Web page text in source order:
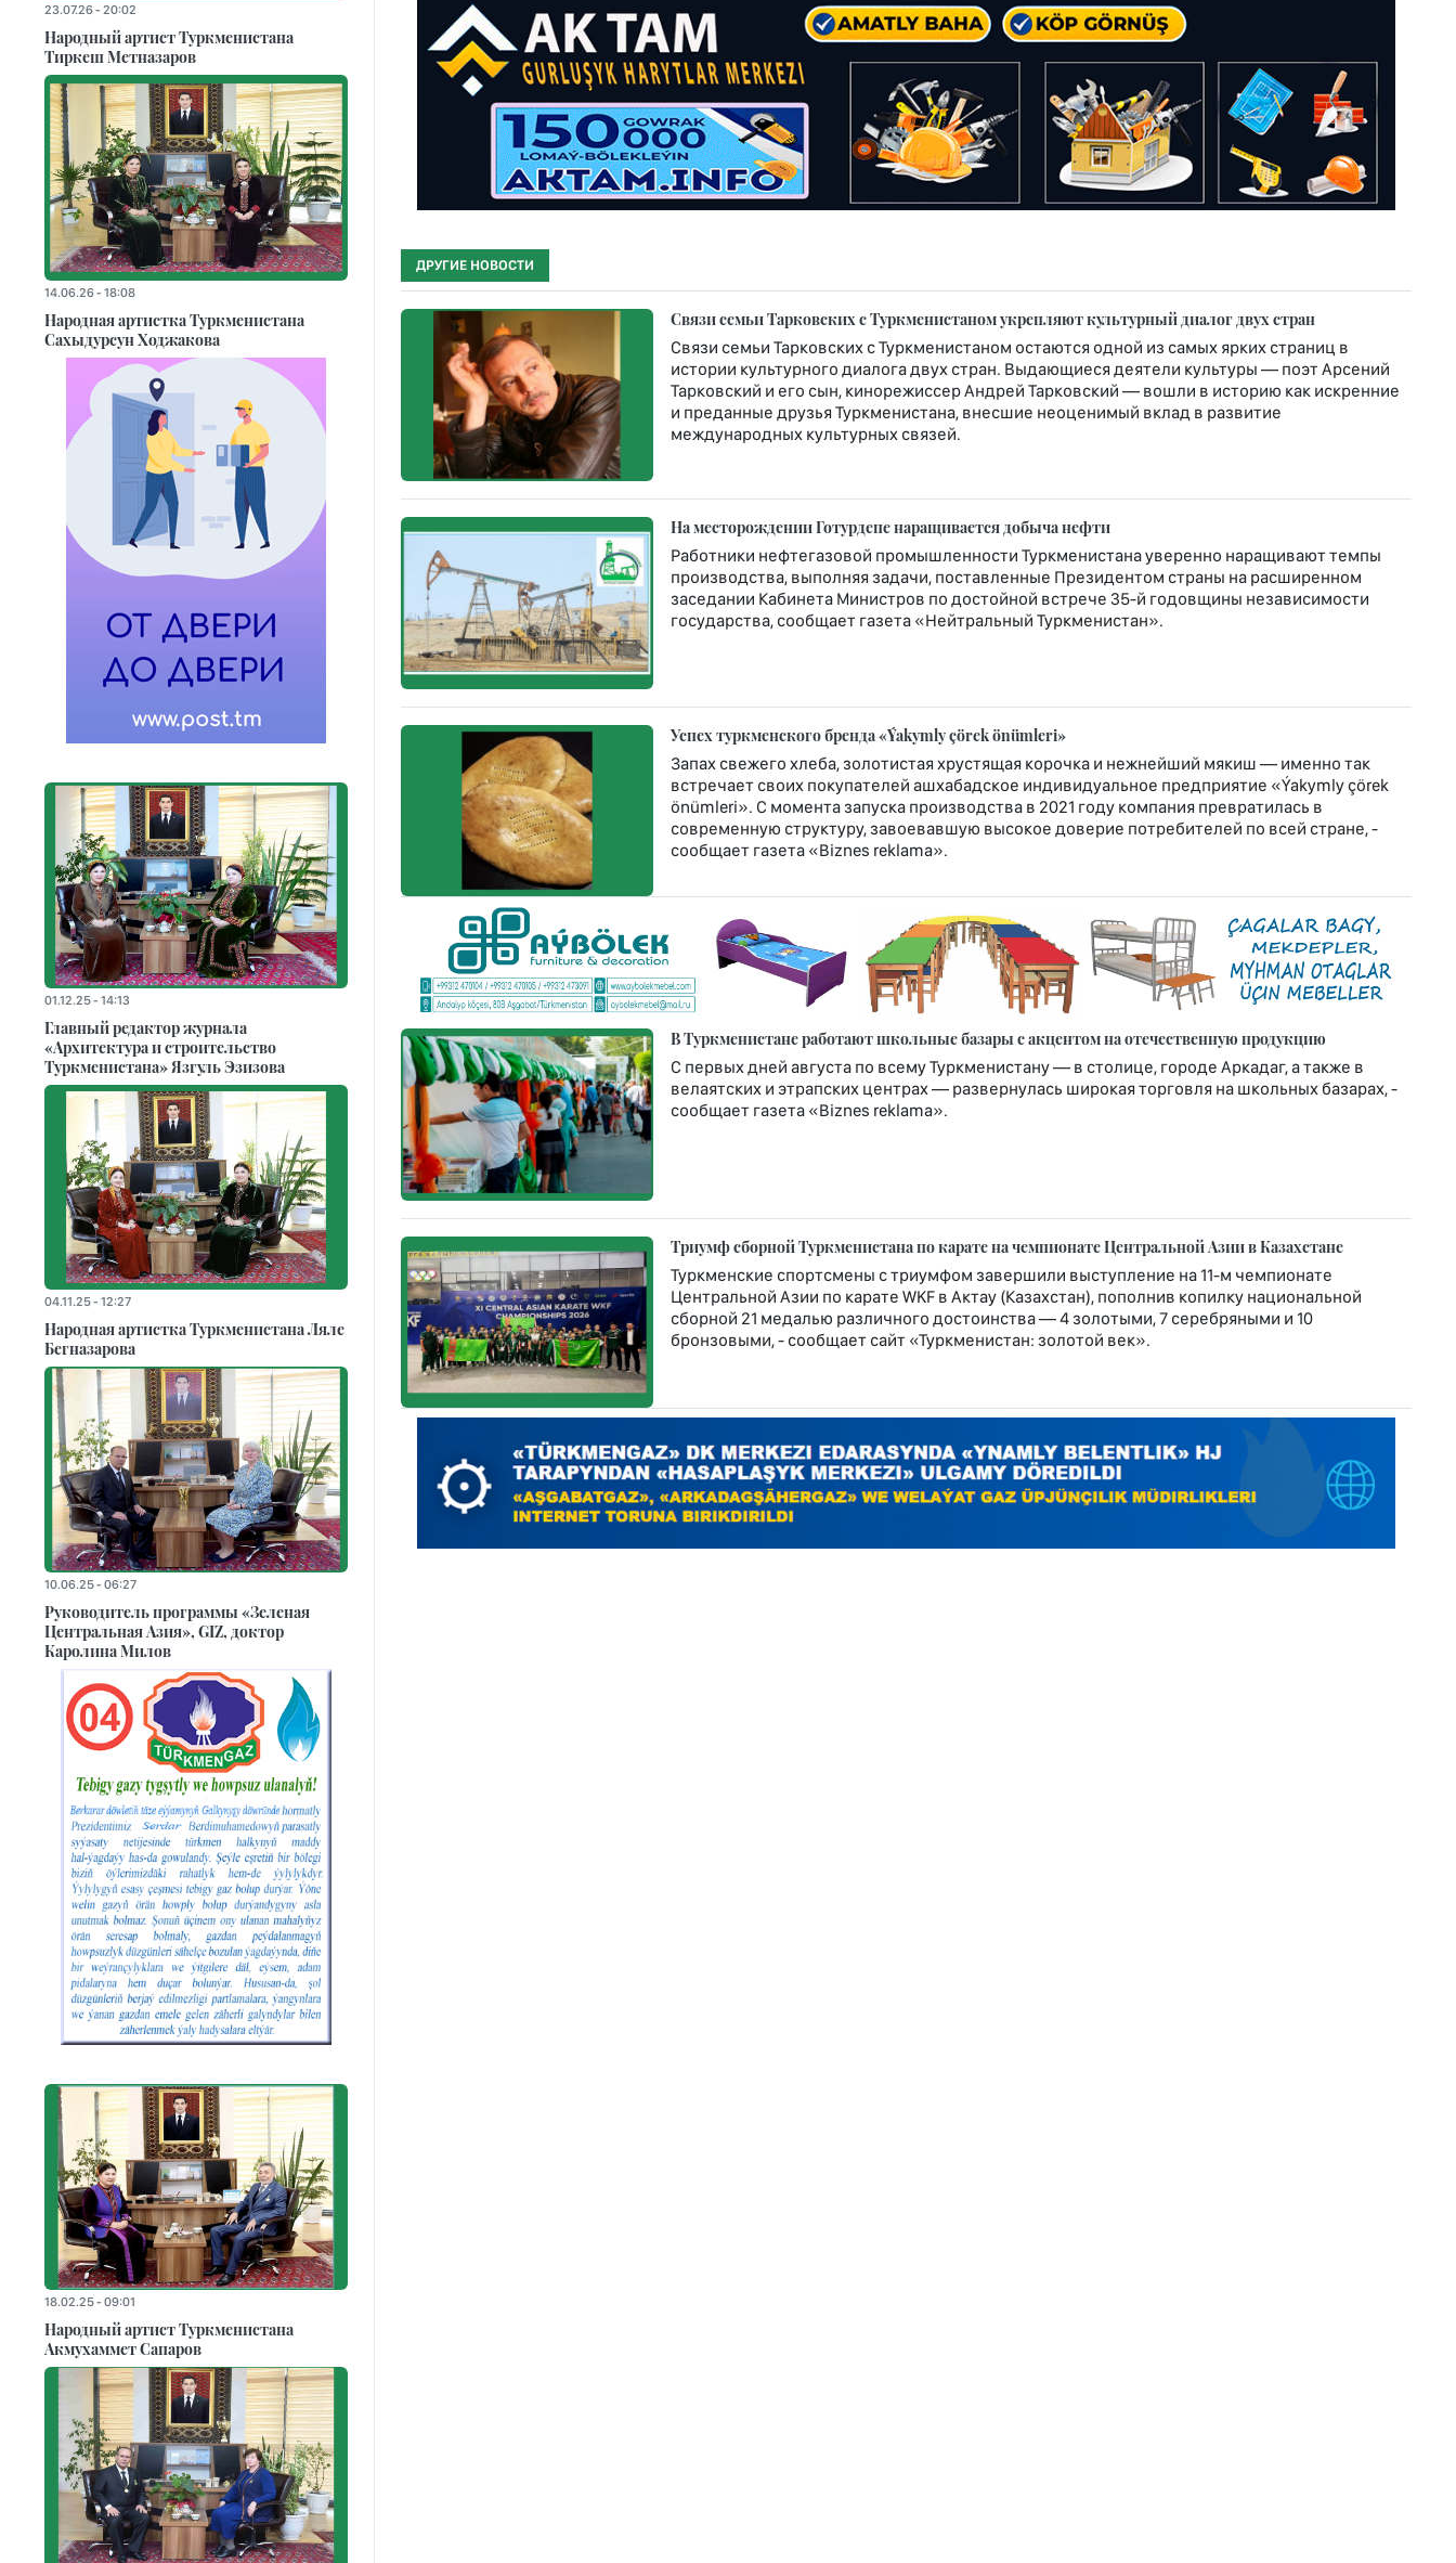
ДРУГИЕ НОВОСТИ
Связи семьи Тарковских с Туркменистаном укрепляют культурный диалог двух стран
Связи семьи Тарковских с Туркменистаном остаются одной из самых ярких страниц в
истории культурного диалога двух стран. Выдающиеся деятели культуры — поэт Арсений
Тарковский и его сын, кинорежиссер Андрей Тарковский — вошли в историю как искренние
и преданные друзья Туркменистана, внесшие неоценимый вклад в развитие
международных культурных связей.
На месторождении Готурдепе наращивается добыча нефти
Работники нефтегазовой промышленности Туркменистана уверенно наращивают темпы
производства, выполняя задачи, поставленные Президентом страны на расширенном
заседании Кабинета Министров по достойной встрече 35-й годовщины независимости
государства, сообщает газета «Нейтральный Туркменистан».
Успех туркменского бренда «Ýakymly çörek önümleri»
Запах свежего хлеба, золотистая хрустящая корочка и нежнейший мякиш — именно так
встречает своих покупателей ашхабадское индивидуальное предприятие «Ýakymly çörek
önümleri». С момента запуска производства в 2021 году компания превратилась в
современную структуру, завоевавшую высокое доверие потребителей по всей стране, -
сообщает газета «Biznes reklama».
В Туркменистане работают школьные базары с акцентом на отечественную продукцию
С первых дней августа по всему Туркменистану — в столице, городе Аркадаг, а также в
велаятских и этрапских центрах — развернулась широкая торговля на школьных базарах, -
сообщает газета «Biznes reklama».
Триумф сборной Туркменистана по карате на чемпионате Центральной Азии в Казахстане
Туркменские спортсмены с триумфом завершили выступление на 11-м чемпионате
Центральной Азии по карате WKF в Актау (Казахстан), пополнив копилку национальной
сборной 21 медалью различного достоинства — 4 золотыми, 7 серебряными и 10
бронзовыми, - сообщает сайт «Туркменистан: золотой век».
23.07.26 - 20:02
Народный артист Туркменистана
Тиркеш Мeтназаров
14.06.26 - 18:08
Народная артистка Туркменистана
Сахыдурсун Ходжакова
01.12.25 - 14:13
Главный редактор журнала
«Архитектура и строительство
Туркменистана» Язгуль Эзизова
04.11.25 - 12:27
Народная артистка Туркменистана Ляле
Бегназарова
10.06.25 - 06:27
Руководитель программы «Зеленая
Центральная Азия», GIZ, доктор
Каролина Милов
18.02.25 - 09:01
Народный артист Туркменистана
Акмухаммет Сапаров